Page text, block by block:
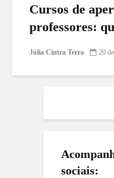
Cursos de
professores:
Júlia Cintra Terra 20
sociais: